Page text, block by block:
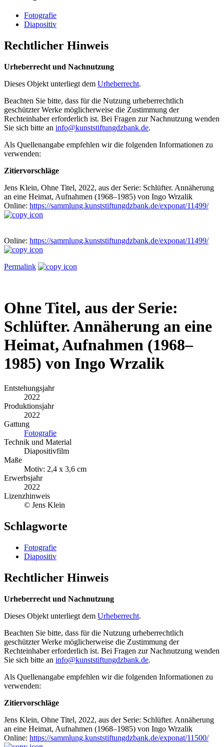
Fotografie
Diapositiv
Rechtlicher Hinweis
Urheberrecht und Nachnutzung
Dieses Objekt unterliegt dem Urheberrecht.
Beachten Sie bitte, dass für die Nutzung urheberrechtlich
geschützter Werke möglicherweise die Zustimmung der
Rechteinhaber erforderlich ist. Bei Fragen zur Nachnutzung wenden
Sie sich bitte an info@kunststiftungdzbank.de.
Als Quellenangabe empfehlen wir die folgenden Informationen zu
verwenden:
Zitiervorschläge
Jens Klein, Ohne Titel, 2022, aus der Serie: Schlüfter. Annäherung
an eine Heimat, Aufnahmen (1968–1985) von Ingo Wrzalik
Online: https://sammlung.kunststiftungdzbank.de/exponat/11499/
Online: https://sammlung.kunststiftungdzbank.de/exponat/11499/
Permalink
Ohne Titel, aus der Serie:
Schlüfter. Annäherung an eine
Heimat, Aufnahmen (1968–
1985) von Ingo Wrzalik
Entstehungsjahr
2022
Produktionsjahr
2022
Gattung
Fotografie
Technik und Material
Diapositivfilm
Maße
Motiv: 2,4 x 3,6 cm
Erwerbsjahr
2022
Lizenzhinweis
© Jens Klein
Schlagworte
Fotografie
Diapositiv
Rechtlicher Hinweis
Urheberrecht und Nachnutzung
Dieses Objekt unterliegt dem Urheberrecht.
Beachten Sie bitte, dass für die Nutzung urheberrechtlich
geschützter Werke möglicherweise die Zustimmung der
Rechteinhaber erforderlich ist. Bei Fragen zur Nachnutzung wenden
Sie sich bitte an info@kunststiftungdzbank.de.
Als Quellenangabe empfehlen wir die folgenden Informationen zu
verwenden:
Zitiervorschläge
Jens Klein, Ohne Titel, 2022, aus der Serie: Schlüfter. Annäherung
an eine Heimat, Aufnahmen (1968–1985) von Ingo Wrzalik
Online: https://sammlung.kunststiftungdzbank.de/exponat/11500/